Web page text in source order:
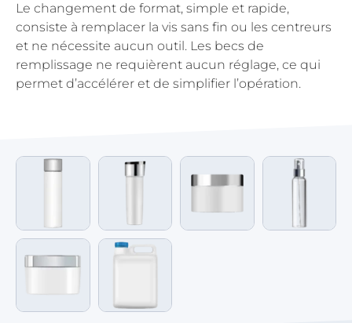
Le changement de format, simple et rapide,
consiste à remplacer la vis sans fin ou les centreurs
et ne nécessite aucun outil. Les becs de
remplissage ne requièrent aucun réglage, ce qui
permet d’accélérer et de simplifier l’opération.